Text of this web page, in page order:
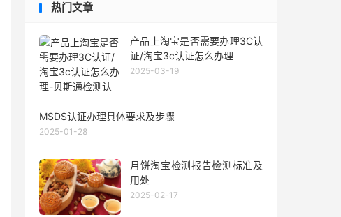
热门文章
产品上淘宝是否需要办理3C认
证/淘宝3c认证怎么办理
2025-03-19
MSDS认证办理具体要求及步骤
2025-01-28
月饼淘宝检测报告检测标准及
用处
2025-02-17